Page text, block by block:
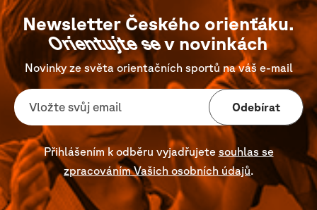
Newsletter Českého orienťáku.
Orientujte sev novinkách
Novinky ze světa orientačních sportů na váš e-mail
Odebírat
Přihlášením k odběru vyjadřujete souhlas se
zpracováním Vašich osobních údajů.